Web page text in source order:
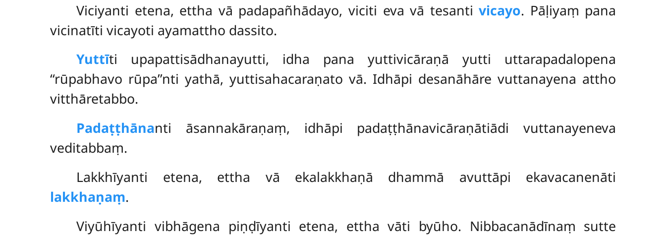
Viciyanti etena, ettha vā padapañhādayo, viciti eva vā tesantivicayo. Pāḷiyaṃ pana
vicinatīti vicayoti ayamattho dassito.
Yuttīti upapattisādhanayutti, idha pana yuttivicāraṇā yutti uttarapadalopena
‘‘rūpabhavo rūpa’’nti yathā, yuttisahacaraṇato vā. Idhāpi desanāhāre vuttanayena attho
vitthāretabbo.
Padaṭṭhānanti āsannakāraṇaṃ, idhāpi padaṭṭhānavicāraṇātiādi vuttanayeneva
veditabbaṃ.
Lakkhīyanti etena, ettha vā ekalakkhaṇā dhammā avuttāpi ekavacanenāti
lakkhaṇaṃ.
Viyūhīyanti vibhāgena piṇḍīyanti etena, ettha vāti byūho. Nibbacanādīnaṃ sutte